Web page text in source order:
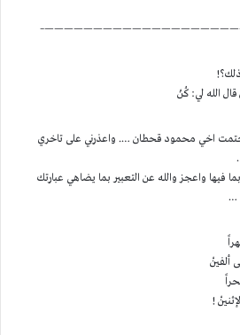
الله لي: كُنْ
ختمت اخي محمود قحطان …. واعذرني على تاخري
فيها واعجز والله عن التعبير بما يضاهي عبارتك
…
ألفينْ
!